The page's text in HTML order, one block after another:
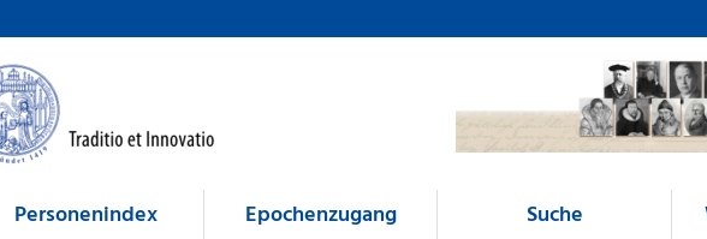
Personenindex Epochenzugang Suche